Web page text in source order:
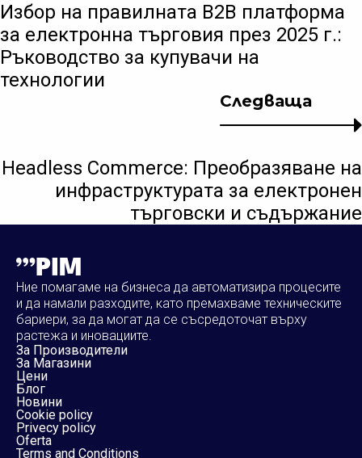
Следваща
Headless Commerce: Преобразяване на
инфраструктурата за електронен
търговски и съдържание
Избор на правилната B2B платформа
за електронна търговия през 2025 г.:
Ръководство за купувачи на
технологии
Ние помагаме на бизнеса да автоматизира процесите
и да намали разходите, като премахваме техническите
бариери, за да могат да се съсредоточат върху
растежа и иновациите.
За Производители
За Магазини
Цени
Блог
Новини
Cookie policy
Privecy policy
Oferta
Terms and Conditions